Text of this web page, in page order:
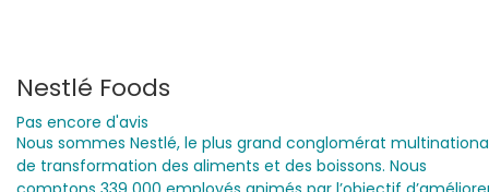
Nestlé Foods
Pas encore d'avis
Nous sommes Nestlé, le plus grand conglomérat
de transformation des aliments et des boissons. Nous